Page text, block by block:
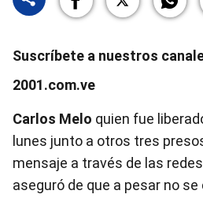
Suscríbete a nuestros
2001.com.ve
Carlos Melo quien fue
lunes junto a otros tres
mensaje a través de las
aseguró de que a pesar no se